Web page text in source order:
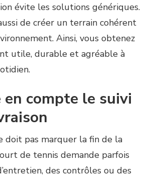
évite les solutions génériques.
de créer un terrain cohérent
Ainsi, vous obtenez
utile, durable et agréable à
en compte le suivi
doit pas marquer la fin de la
de tennis demande parfois
des contrôles ou des